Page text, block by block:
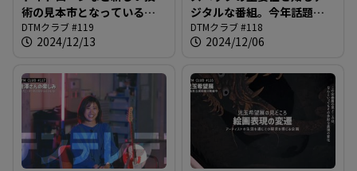
術の見本市となっている深
夜の謎番組。目指すはカッ
コいいMV制作＠DTMクラブ
DTMクラブ #119
2024/12/13
ジタルな番組。今年話題の
アイテムで遊ぶ深夜番組＠
DTMクラブ #118
DTMクラブ #118
2024/12/06